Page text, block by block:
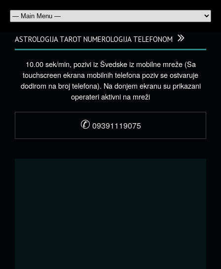
ASTROLOGIJA TAROT NUMEROLOGIJA TELEFONOM
10.00 sek/min, pozivi iz Švedske iz mobilne mreže (Sa
touchscreen ekrana mobilnih telefona poziv se ostvaruje
dodirom na broj telefona). Na donjem ekranu su prikazani
operateri aktivni na mreži
✆ 09391119075